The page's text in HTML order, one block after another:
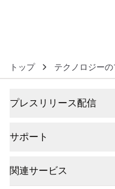
トップ テクノロジー
プレスリリース配信
サポート
関連サービス